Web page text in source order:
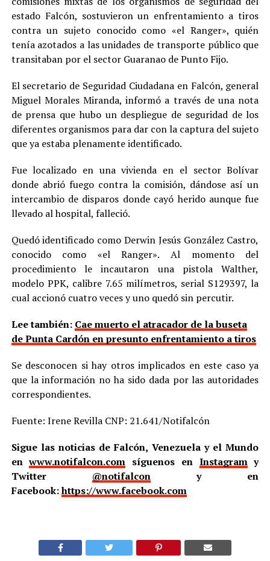
estado Falcón, sostuvieron un enfrentamiento a tiros
contra un sujeto conocido como «el Ranger», quién
tenía azotados a las unidades de transporte público que
transitaban por el sector Guaranao de Punto Fijo.
El secretario de Seguridad Ciudadana en Falcón, general
Miguel Morales Miranda, informó a través de una nota
de prensa que hubo un despliegue de seguridad de los
diferentes organismos para dar con la captura del sujeto
que ya estaba plenamente identificado.
Fue localizado en una vivienda en el sector Bolívar
donde abrió fuego contra la comisión, dándose así un
intercambio de disparos donde cayó herido aunque fue
llevado al hospital, falleció.
Quedó identificado como Derwin Jesús González Castro,
conocido como «el Ranger». Al momento del
procedimiento le incautaron una pistola Walther,
modelo PPK, calibre 7.65 milímetros, serial S129397, la
cual accionó cuatro veces y uno quedó sin percutir.
Lee también: Cae muerto el atracador de la buseta
de Punta Cardón en presunto enfrentamiento a tiros
Se desconocen si hay otros implicados en este caso ya
que la información no ha sido dada por las autoridades
correspondientes.
Fuente: Irene Revilla CNP: 21.641/Notifalcón
Sigue las noticias de Falcón, Venezuela y el Mundo
enwww.notifalcon.com síguenos en Instagramy
Twitter @notifalcony en
Facebook:https://www.facebook.com